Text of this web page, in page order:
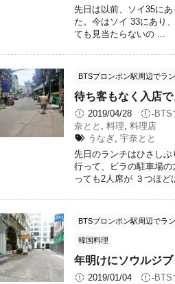
先日は以前、ソイ35に
た。今はソイ 33にあり
ても見当たらないの ...
BTSプロンポン駅周辺でラ
待ち客もなく入店
2019/04/28 -BTS
奈とと , 料理, 料理店
うなぎ,宇奈とと
先日のランチはひさし
行って、ビラの駐車場
っても2人席が ３つほど
BTSプロンポン駅周辺でラ
韓国料理
年明けにソウルジ
2019/01/04 -BTS